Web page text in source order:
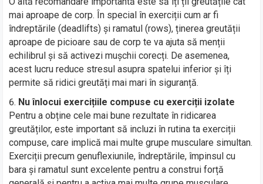
mai aproape de corp. În special în exerciții cum ar fi
îndreptările (deadlifts) și ramatul (rows), ținerea greutății
aproape de picioare sau de corp te va ajuta să menții
echilibrul și să activezi mușchii corecți. De asemenea,
acest lucru reduce stresul asupra spatelui inferior și îți
permite să ridici greutăți mai mari în siguranță.
Nu înlocui exercițiile compuse cu exerciții izolate
Pentru a obține cele mai bune rezultate în ridicarea
greutăților, este important să incluzi în rutina ta exerciții
compuse, care implică mai multe grupe musculare simultan.
Exerciții precum genuflexiunile, îndreptările, împinsul cu
bara și ramatul sunt excelente pentru a construi forță